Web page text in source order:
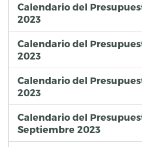
Calendario del
2023
Calendario del
2023
Calendario del
2023
Calendario del
Septiembre 2023